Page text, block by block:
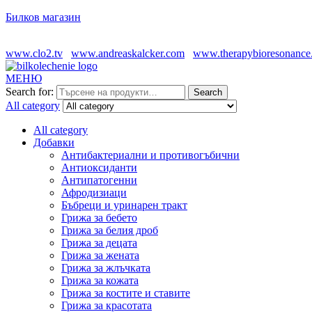
Билков магазин
www.clo2.tv www.andreaskalcker.com
МЕНЮ
Search for:
Search
All category
All category
Добавки
Антибактериални и противогъбични
Антиоксиданти
Антипатогенни
Афродизиаци
Бъбреци и уринарен тракт
Грижа за бебето
Грижа за белия дроб
Грижа за децата
Грижа за жената
Грижа за жлъчката
Грижа за кожата
Грижа за костите и ставите
Грижа за красотата